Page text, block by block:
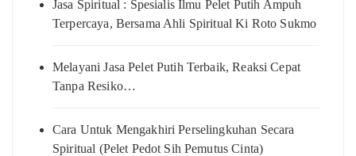
Jasa Spiritual : Spesialis Ilmu Pelet Putih Ampuh
Terpercaya, Bersama Ahli Spiritual Ki Roto Sukmo
Melayani Jasa Pelet Putih Terbaik, Reaksi Cepat
Tanpa Resiko…
Cara Untuk Mengakhiri Perselingkuhan Secara
Spiritual (Pelet Pedot Sih Pemutus Cinta)